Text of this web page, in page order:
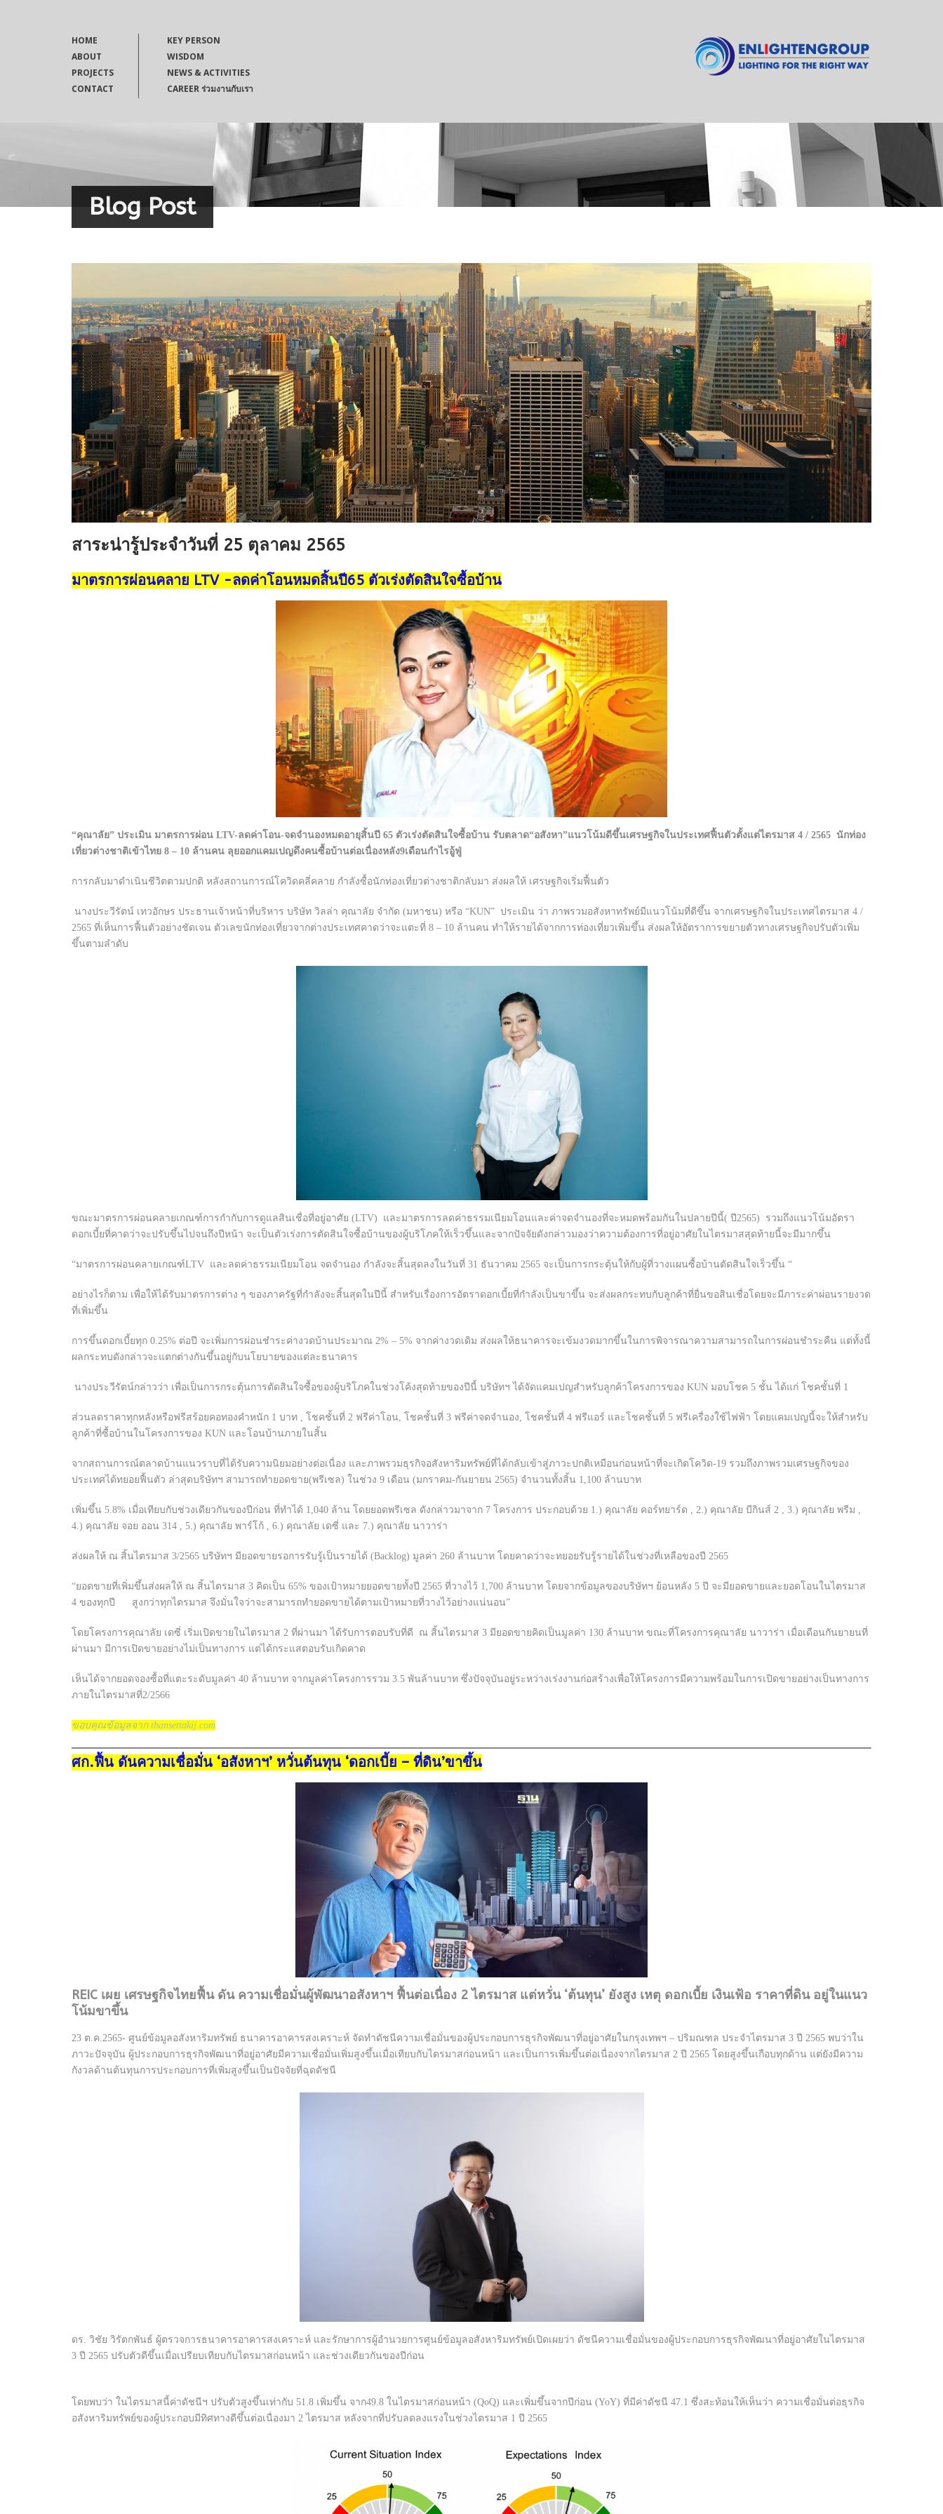
HOME
ABOUT
PROJECTS
CONTACT
KEY PERSON
WISDOM
NEWS & ACTIVITIES
CAREER ร่วมงานกับเรา
Blog Post
สาระน่ารู้ประจำวันที่ 25 ตุลาคม 2565
มาตรการผ่อนคลาย LTV -ลดค่าโอนหมดสิ้นปี65 ตัวเร่งตัดสินใจซื้อบ้าน
“คุณาลัย” ประเมิน มาตรการผ่อน LTV-ลดค่าโอน-จดจำนองหมดอายุสิ้นปี 65 ตัวเร่งตัดสินใจซื้อบ้าน รับตลาด“อสังหา”แนวโน้มดีขึ้นเศรษฐกิจในประเทศฟื้นตัวตั้งแต่ไตรมาส 4 / 2565 นักท่อง
เที่ยวต่างชาติเข้าไทย 8 – 10 ล้านคน ลุยออกแคมเปญดึงคนซื้อบ้านต่อเนื่องหลัง9เดือนกำไรอู้ฟู่
การกลับมาดำเนินชีวิตตามปกติ หลังสถานการณ์โควิดคลี่คลาย กำลังซื้อนักท่องเที่ยวต่างชาติกลับมา ส่งผลให้ เศรษฐกิจเริ่มฟื้นตัว
นางประวีรัตน์ เทวอักษร ประธานเจ้าหน้าที่บริหาร บริษัท วิลล่า คุณาลัย จำกัด (มหาชน) หรือ “KUN” ประเมิน ว่า ภาพรวมอสังหาทรัพย์มีแนวโน้มที่ดีขึ้น จากเศรษฐกิจในประเทศไตรมาส 4 /
2565 ที่เห็นการฟื้นตัวอย่างชัดเจน ตัวเลขนักท่องเที่ยวจากต่างประเทศคาดว่าจะแตะที่ 8 – 10 ล้านคน ทำให้รายได้จากการท่องเที่ยวเพิ่มขึ้น ส่งผลให้อัตราการขยายตัวทางเศรษฐกิจปรับตัวเพิ่ม
ขึ้นตามลำดับ
ขณะมาตรการผ่อนคลายเกณฑ์การกำกับการดูแลสินเชื่อที่อยู่อาศัย (LTV) และมาตรการลดค่าธรรมเนียมโอนและค่าจดจำนองที่จะหมดพร้อมกันในปลายปีนี้( ปี2565) รวมถึงแนวโน้มอัตรา
ดอกเบี้ยที่คาดว่าจะปรับขึ้นไปจนถึงปีหน้า จะเป็นตัวเร่งการตัดสินใจซื้อบ้านของผู้บริโภคให้เร็วขึ้นและจากปัจจัยดังกล่าวมองว่าความต้องการที่อยู่อาศัยในไตรมาสสุดท้ายนี้จะมีมากขึ้น
“มาตรการผ่อนคลายเกณฑ์LTV และลดค่าธรรมเนียมโอน จดจำนอง กำลังจะสิ้นสุดลงในวันที่ 31 ธันวาคม 2565 จะเป็นการกระตุ้นให้กับผู้ที่วางแผนซื้อบ้านตัดสินใจเร็วขึ้น “
อย่างไรก็ตาม เพื่อให้ได้รับมาตรการต่าง ๆ ของภาครัฐที่กำลังจะสิ้นสุดในปีนี้ สำหรับเรื่องการอัตราดอกเบี้ยที่กำลังเป็นขาขึ้น จะส่งผลกระทบกับลูกค้าที่ยื่นขอสินเชื่อโดยจะมีภาระค่าผ่อนรายงวด
ที่เพิ่มขึ้น
การขึ้นดอกเบี้ยทุก 0.25% ต่อปี จะเพิ่มการผ่อนชำระค่างวดบ้านประมาณ 2% – 5% จากค่างวดเดิม ส่งผลให้ธนาคารจะเข้มงวดมากขึ้นในการพิจารณาความสามารถในการผ่อนชำระคืน แต่ทั้งนี้
ผลกระทบดังกล่าวจะแตกต่างกันขึ้นอยู่กับนโยบายของแต่ละธนาคาร
นางประวีรัตน์กล่าวว่า เพื่อเป็นการกระตุ้นการตัดสินใจซื้อของผู้บริโภคในช่วงโค้งสุดท้ายของปีนี้ บริษัทฯ ได้จัดแคมเปญสำหรับลูกค้าโครงการของ KUN มอบโชค 5 ชั้น ได้แก่ โชคชั้นที่ 1
ส่วนลดราคาทุกหลังหรือฟรีสร้อยคอทองคำหนัก 1 บาท , โชคชั้นที่ 2 ฟรีค่าโอน, โชคชั้นที่ 3 ฟรีค่าจดจำนอง, โชคชั้นที่ 4 ฟรีแอร์ และโชคชั้นที่ 5 ฟรีเครื่องใช้ไฟฟ้า โดยแคมเปญนี้จะให้สำหรับ
ลูกค้าที่ซื้อบ้านในโครงการของ KUN และโอนบ้านภายในสิ้น
จากสถานการณ์ตลาดบ้านแนวราบที่ได้รับความนิยมอย่างต่อเนื่อง และภาพรวมธุรกิจอสังหาริมทรัพย์ที่ได้กลับเข้าสู่ภาวะปกติเหมือนก่อนหน้าที่จะเกิดโควิด-19 รวมถึงภาพรวมเศรษฐกิจของ
ประเทศได้ทยอยฟื้นตัว ล่าสุดบริษัทฯ สามารถทำยอดขาย(พรีเซล) ในช่วง 9 เดือน (มกราคม-กันยายน 2565) จำนวนทั้งสิ้น 1,100 ล้านบาท
เพิ่มขึ้น 5.8% เมื่อเทียบกับช่วงเดียวกันของปีก่อน ที่ทำได้ 1,040 ล้าน โดยยอดพรีเซล ดังกล่าวมาจาก 7 โครงการ ประกอบด้วย 1.) คุณาลัย คอร์ทยาร์ด , 2.) คุณาลัย บีกินส์ 2 , 3.) คุณาลัย พรีม ,
4.) คุณาลัย จอย ออน 314 , 5.) คุณาลัย พาร์โก้ , 6.) คุณาลัย เดซี่ และ 7.) คุณาลัย นาวาร่า
ส่งผลให้ ณ สิ้นไตรมาส 3/2565 บริษัทฯ มียอดขายรอการรับรู้เป็นรายได้ (Backlog) มูลค่า 260 ล้านบาท โดยคาดว่าจะทยอยรับรู้รายได้ในช่วงที่เหลือของปี 2565
“ยอดขายที่เพิ่มขึ้นส่งผลให้ ณ สิ้นไตรมาส 3 คิดเป็น 65% ของเป้าหมายยอดขายทั้งปี 2565 ที่วางไว้ 1,700 ล้านบาท โดยจากข้อมูลของบริษัทฯ ย้อนหลัง 5 ปี จะมียอดขายและยอดโอนในไตรมาส
4 ของทุกปี สูงกว่าทุกไตรมาส จึงมั่นใจว่าจะสามารถทำยอดขายได้ตามเป้าหมายที่วางไว้อย่างแน่นอน”
โดยโครงการคุณาลัย เดซี่ เริ่มเปิดขายในไตรมาส 2 ที่ผ่านมา ได้รับการตอบรับที่ดี ณ สิ้นไตรมาส 3 มียอดขายคิดเป็นมูลค่า 130 ล้านบาท ขณะที่โครงการคุณาลัย นาวาร่า เมื่อเดือนกันยายนที่
ผ่านมา มีการเปิดขายอย่างไม่เป็นทางการ แต่ได้กระแสตอบรับเกิดคาด
เห็นได้จากยอดจองซื้อที่แตะระดับมูลค่า 40 ล้านบาท จากมูลค่าโครงการรวม 3.5 พันล้านบาท ซึ่งปัจจุบันอยู่ระหว่างเร่งงานก่อสร้างเพื่อให้โครงการมีความพร้อมในการเปิดขายอย่างเป็นทางการ
ภายในไตรมาสที่2/2566
ขอบคุณข้อมูลจาก thansettakij.com
ศก.ฟื้น ดันความเชื่อมั่น ‘อสังหาฯ’ หวั่นต้นทุน ‘ดอกเบี้ย – ที่ดิน’ขาขึ้น
REIC เผย เศรษฐกิจไทยฟื้น ดัน ความเชื่อมั่นผู้พัฒนาอสังหาฯ ฟื้นต่อเนื่อง 2 ไตรมาส แต่หวั่น ‘ต้นทุน’ ยังสูง เหตุ ดอกเบี้ย เงินเฟ้อ ราคาที่ดิน อยู่ในแนว
โน้มขาขึ้น
23 ต.ค.2565- ศูนย์ข้อมูลอสังหาริมทรัพย์ ธนาคารอาคารสงเคราะห์ จัดทำดัชนีความเชื่อมั่นของผู้ประกอบการธุรกิจพัฒนาที่อยู่อาศัยในกรุงเทพฯ – ปริมณฑล ประจำไตรมาส 3 ปี 2565 พบว่าใน
ภาวะปัจจุบัน ผู้ประกอบการธุรกิจพัฒนาที่อยู่อาศัยมีความเชื่อมั่นเพิ่มสูงขึ้นเมื่อเทียบกับไตรมาสก่อนหน้า และเป็นการเพิ่มขึ้นต่อเนื่องจากไตรมาส 2 ปี 2565 โดยสูงขึ้นเกือบทุกด้าน แต่ยังมีความ
กังวลด้านต้นทุนการประกอบการที่เพิ่มสูงขึ้นเป็นปัจจัยที่ฉุดดัชนี
ดร. วิชัย วิรัตกพันธ์ ผู้ตรวจการธนาคารอาคารสงเคราะห์ และรักษาการผู้อำนวยการศูนย์ข้อมูลอสังหาริมทรัพย์เปิดเผยว่า ดัชนีความเชื่อมั่นของผู้ประกอบการธุรกิจพัฒนาที่อยู่อาศัยในไตรมาส
3 ปี 2565 ปรับตัวดีขึ้นเมื่อเปรียบเทียบกับไตรมาสก่อนหน้า และช่วงเดียวกันของปีก่อน
โดยพบว่า ในไตรมาสนี้ค่าดัชนีฯ ปรับตัวสูงขึ้นเท่ากับ 51.8 เพิ่มขึ้น จาก49.8 ในไตรมาสก่อนหน้า (QoQ) และเพิ่มขึ้นจากปีก่อน (YoY) ที่มีค่าดัชนี 47.1 ซึ่งสะท้อนให้เห็นว่า ความเชื่อมั่นต่อธุรกิจ
อสังหาริมทรัพย์ของผู้ประกอบมีทิศทางดีขึ้นต่อเนื่องมา 2 ไตรมาส หลังจากที่ปรับลดลงแรงในช่วงไตรมาส 1 ปี 2565